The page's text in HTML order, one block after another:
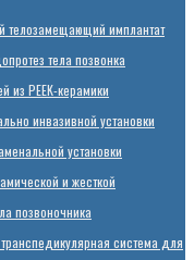
телозамещающий имплантат
тела позвонка
PEEK-керамики
инвазивной установки
установки
и жесткой
позвоночника
система для